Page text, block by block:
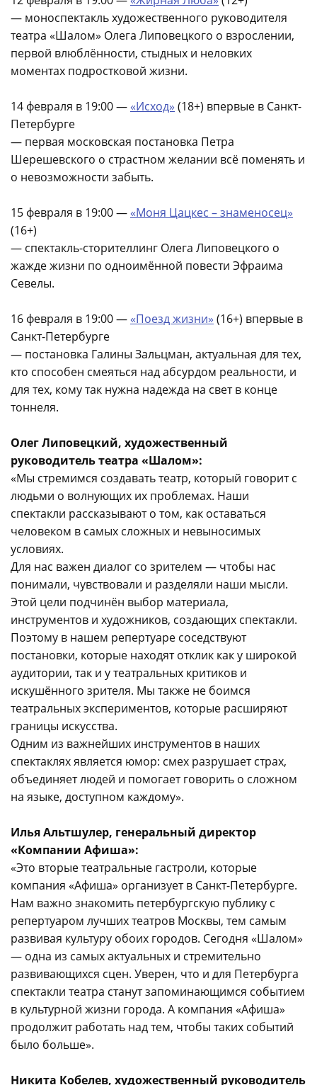
— моноспектакль художественного руководителя
театра «Шалом» Олега Липовецкого о взрослении,
первой влюблённости, стыдных и неловких
моментах подростковой жизни.
14 февраля в 19:00 — «Исход» (18+) впервые в Санкт-
Петербурге
— первая московская постановка Петра
Шерешевского о страстном желании всё поменять и
о невозможности забыть.
15 февраля в 19:00 — «Моня Цацкес – знаменосец»
(16+)
— спектакль-сторителлинг Олега Липовецкого о
жажде жизни по одноимённой повести Эфраима
Севелы.
16 февраля в 19:00 — «Поезд жизни» (16+) впервые в
Санкт-Петербурге
— постановка Галины Зальцман, актуальная для тех,
кто способен смеяться над абсурдом реальности, и
для тех, кому так нужна надежда на свет в конце
тоннеля.
Олег Липовецкий, художественный
руководитель театра «Шалом»:
«Мы стремимся создавать театр, который говорит с
людьми о волнующих их проблемах. Наши
спектакли рассказывают о том, как оставаться
человеком в самых сложных и невыносимых
условиях.
Для нас важен диалог со зрителем — чтобы нас
понимали, чувствовали и разделяли наши мысли.
Этой цели подчинён выбор материала,
инструментов и художников, создающих спектакли.
Поэтому в нашем репертуаре соседствуют
постановки, которые находят отклик как у широкой
аудитории, так и у театральных критиков и
искушённого зрителя. Мы также не боимся
театральных экспериментов, которые расширяют
границы искусства.
Одним из важнейших инструментов в наших
спектаклях является юмор: смех разрушает страх,
объединяет людей и помогает говорить о сложном
на языке, доступном каждому».
Илья Альтшулер, генеральный директор
«Компании Афиша»:
«Это вторые театральные гастроли, которые
компания «Афиша» организует в Санкт-Петербурге.
Нам важно знакомить петербургскую публику с
репертуаром лучших театров Москвы, тем самым
развивая культуру обоих городов. Сегодня «Шалом»
— одна из самых актуальных и стремительно
развивающихся сцен. Уверен, что и для Петербурга
спектакли театра станут запоминающимся событием
в культурной жизни города. А компания «Афиша»
продолжит работать над тем, чтобы таких событий
было больше».
Никита Кобелев, художественный руководитель